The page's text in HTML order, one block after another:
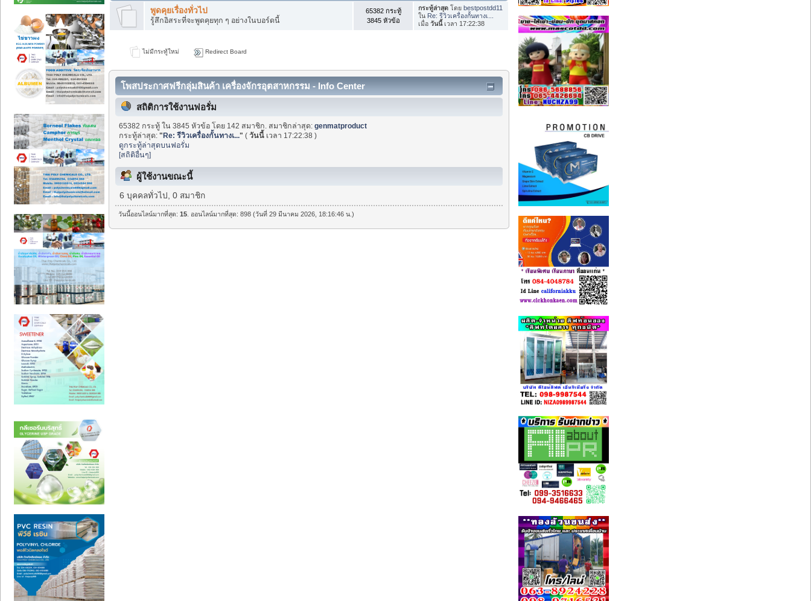
พูดคุยเรื่องทั่วไป
รู้สึกอิสระที่จะพูดคุยทุก ๆ อย่างในบอร์ดนี้
65382 กระทู้
3845 หัวข้อ
กระทู้ล่าสุด โดยbestpostdd11
ใน Re: รีวิวเครื่องกั้นทางเ...
เมื่อวันนี้เวลา 17:22:38
ไม่มีกระทู้ใหม่ Redirect Board
โพสประกาศฟรีกลุ่มสินค้า เครื่องจักรอุตสาหกรรม - Info Center
สถิติการใช้งานฟอรั่ม
65382 กระทู้ ใน 3845 หัวข้อ โดย 142 สมาชิก. สมาชิกล่าสุด:genmatproduct
กระทู้ล่าสุด:"Re: รีวิวเครื่องกั้นทางเ..." (วันนี้ เวลา 17:22:38 )
ดูกระทู้ล่าสุดบนฟอรั่ม
[สถิติอื่นๆ]
ผู้ใช้งานขณะนี้
6 บุคคลทั่วไป, 0 สมาชิก
วันนี้ออนไลน์มากที่สุด:15 . ออนไลน์มากที่สุด: 898 (วันที่ 29 มีนาคม 2026, 18:16:46 น.)